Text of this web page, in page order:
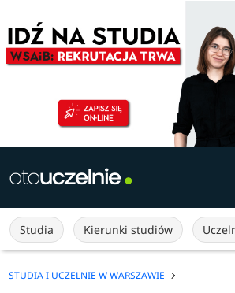
Studia Kierunki studiów
STUDIA I UCZELNIE W WARSZAWIE